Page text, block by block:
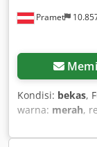
Pramet
Kondisi: bekas,
warna: merah,